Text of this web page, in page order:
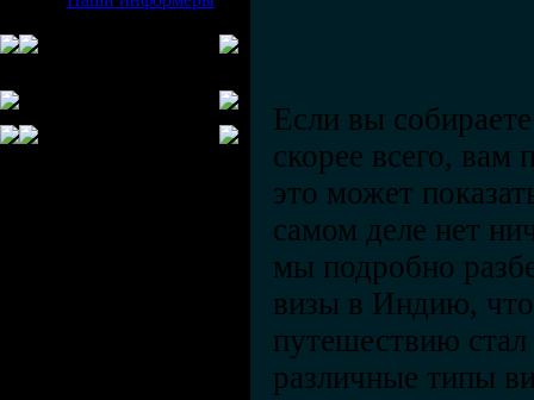
Если вы
скорее всего, вам
это может
самом деле нет
мы подробно
визы в Индию,
путешествию
различные типы